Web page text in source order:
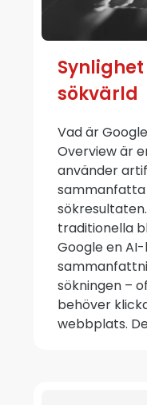
sökvärld
Vad är
Overview är
använder
traditionella
Google en
sökningen –
behöver
webbplats.